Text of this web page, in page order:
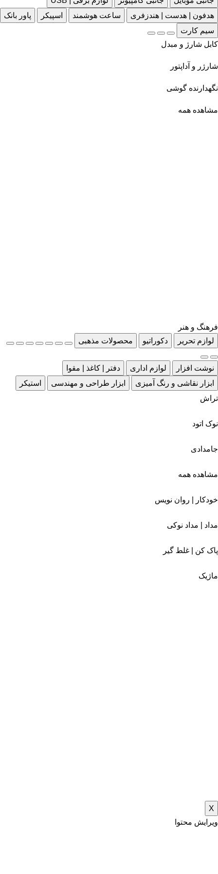
هدفون | هدست | هندزفری
ساعت هوشمند اسپیکر
پاور بانک
سیم کارت
کابل شارژ و مبدل
شارژر و آداپتور
نگهدارنده گوشی
مشاهده همه
فرهنگ و هنر
لوازم تحریر
دکوراتیو محصولات مذهبی
نوشت افزار لوازم اداری
دفتر | کاغذ | مقوا
ابزار نقاشی و رنگ آمیزی
ابزار طراحی و مهندسی
استیکر
تراش
نوک اتود
جامدادی
مشاهده همه
خودکار | روان نویس
مداد | مداد نوکی
پاک کن | غلط گیر
ماژیک
X
ویرایش محتوا